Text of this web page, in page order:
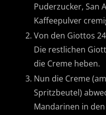
Puderzucker, San
Kaffeepulver
Von den Giottos
Die restlichen
die Creme heben.
Nun die Creme
Spritzbeutel)
Mandarinen in